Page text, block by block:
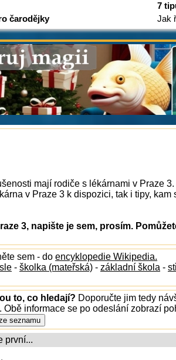
čarodějky
7
Jak
mají rodiče s lékárnami v Praze
v Praze 3 k dispozici, tak i tipy, kam
3, napište je sem, prosím.
sem - do encyklopedie Wikipedia.
- školka (mateřská) - základní škola -
to, co hledají? Doporučte jim tedy
informace se po odeslání zobrazí
první...